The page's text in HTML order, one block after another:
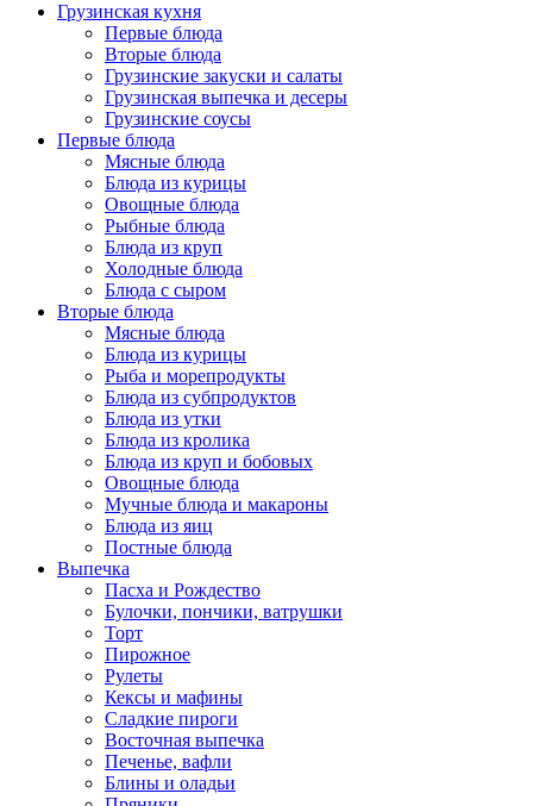
Грузинская кухня
Первые блюда
Вторые блюда
Грузинские закуски и салаты
Грузинская выпечка и десеры
Грузинские соусы
Первые блюда
Мясные блюда
Блюда из курицы
Овощные блюда
Рыбные блюда
Блюда из круп
Холодные блюда
Блюда с сыром
Вторые блюда
Мясные блюда
Блюда из курицы
Рыба и морепродукты
Блюда из субпродуктов
Блюда из утки
Блюда из кролика
Блюда из круп и бобовых
Овощные блюда
Мучные блюда и макароны
Блюда из яиц
Постные блюда
Выпечка
Пасха и Рождество
Булочки, пончики, ватрушки
Торт
Пирожное
Рулеты
Кексы и мафины
Сладкие пироги
Восточная выпечка
Печенье, вафли
Блины и оладьи